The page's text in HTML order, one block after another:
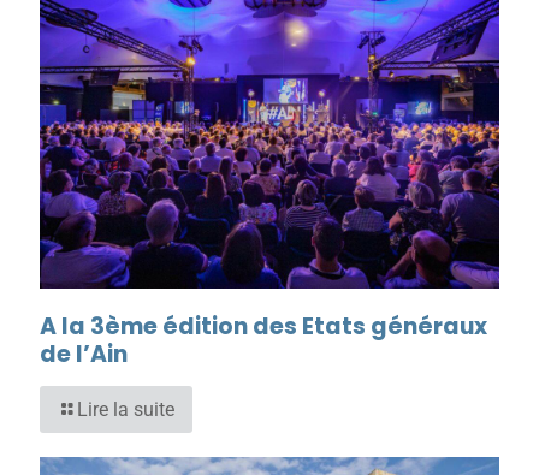
A la 3ème édition des Etats généraux
de l’Ain
Lire la suite